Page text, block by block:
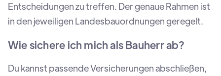
Entscheidungen zu treffen. Der genaue Rahmen ist
in den jeweiligen Landesbauordnungen geregelt.
Wie sichere ich mich als Bauherr ab?
Du kannst passende Versicherungen abschließen,